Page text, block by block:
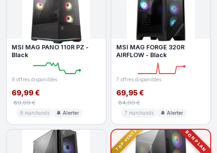
MSI MAG PANO 110R PZ -
Black
8 offres disponibles
69,99 €
89,99 €
8 marchands 🔔 Alerter
MSI MAG FORGE 320R
AIRFLOW - Black
7 offres disponibles
69,95 €
84,99 €
7 marchands 🔔 Alerter
TOP VENTE BON PLAN